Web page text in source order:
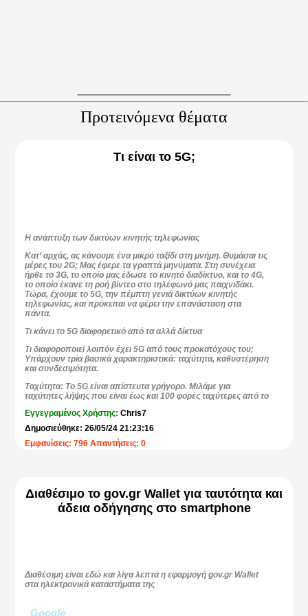
Προτεινόμενα θέματα
Τι είναι το 5G;
Η ανάπτυξη των δικτύων κινητής τηλεφωνίας
Κατ’ αρχάς, ας κάνουμε ένα μικρό ταξίδι στη μνήμη. Θυμάσαι τις
μέρες του 2G; Μας έφερε τα γραπτά μηνύματα. Στη συνέχεια
ήρθε το 3G, το οποίο μας έδωσε το κινητό διαδίκτυο, και το 4G,
το οποίο έκανε τη ροή βίντεο στο τηλέφωνό μας παιχνιδάκι.
Τώρα, έχουμε το 5G, την πέμπτη γενιά δικτύων κινητής
τηλεφωνίας, και πρόκειται να φέρει την επανάσταση στα
πάντα.
Τι κάνει το 5G διαφορετικό από τα αλλά δίκτυα
Τι διαφοροποιεί λοιπόν έχει 5G από τους προκατόχους του;
Υπάρχουν τρία βασικά χαρακτηριστικά: ταχύτητα, καθυστέρηση
και συνδεσιμότητα.
Ταχύτητα: Το 5G είναι απίστευτα γρήγορο. Μιλάμε για
ταχύτητες λήψης που είναι έως και 100 φορές ταχύτερες από το
λίγα δευτερόλεπτα. Είναι σαν να πηγαίνεις από ποδήλατο σε
αεροπλάνο τζετ.
Καθυστέρηση: Αυτός είναι ο χρόνος που χρειάζονται τα
χειρουργικές επεμβάσεις, όπου κάθε χιλιοστό του
δευτερολέπτου μετράει.
Τώρα, μπορεί να αναρωτιέσαι πώς το 5G μπορεί να είναι τόσο
μπορούν να μεταφέρουν περισσότερα δεδομένα και σε
Εγγεγραμένος Χρήστης:Chris7
Δημοσιεύθηκε: 26/05/24 21:23:16
Εμφανίσεις: 796 Απαντήσεις: 0
Διαθέσιμο το gov.gr Wallet για ταυτότητα και
άδεια οδήγησης στο smartphone
Διαθέσιμη είναι εδώ και λίγα λεπτά η εφαρμογή gov.gr Wallet
στα ηλεκτρονικά καταστήματα της
Google